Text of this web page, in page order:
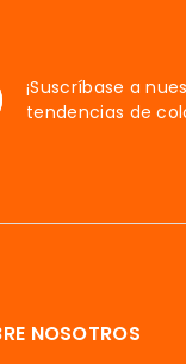
¡Suscríbase a
tendencias de
NOSOTROS